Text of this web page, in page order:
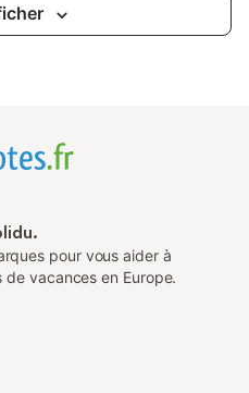
pour vous aider à
vacances en Europe.